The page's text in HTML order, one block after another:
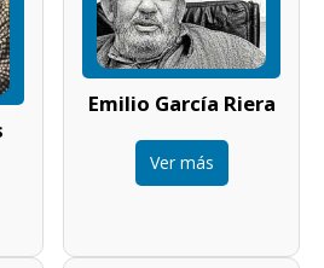
Emilio García Riera
Ver más